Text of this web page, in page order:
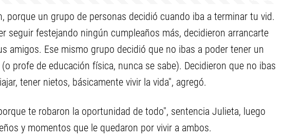
porque un grupo de personas decidió cuando iba a terminar tu vid.
seguir festejando ningún cumpleaños más, decidieron arrancarte
amigos. Ese mismo grupo decidió que no ibas a poder tener un
profe de educación física, nunca se sabe). Decidieron que no ibas
tener nietos, básicamente vivir la vida", agregó.
te robaron la oportunidad de todo", sentencia Julieta, luego
y momentos que le quedaron por vivir a ambos.